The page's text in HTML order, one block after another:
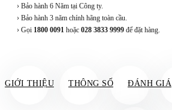
› Bảo hành 6 Năm tại Công ty.
› Bảo hành 3 năm chính hãng toàn cầu.
› Gọi 1800 0091 hoặc 028 3833 9999 để đặt hàng.
GIỚI THIỆU THÔNG SỐ ĐÁNH GIÁ